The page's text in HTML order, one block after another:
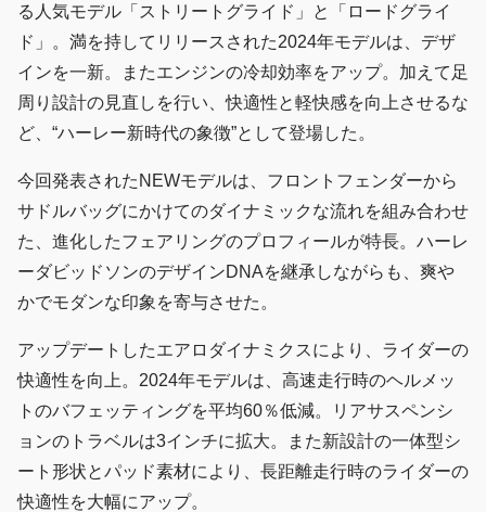
る人気モデル「ストリートグライド」と「ロードグライ
ド」。満を持してリリースされた2024年モデルは、デザ
インを一新。またエンジンの冷却効率をアップ。加えて足
周り設計の見直しを行い、快適性と軽快感を向上させるな
ど、“ハーレー新時代の象徴”として登場した。
今回発表されたNEWモデルは、フロントフェンダーから
サドルバッグにかけてのダイナミックな流れを組み合わせ
た、進化したフェアリングのプロフィールが特長。ハーレ
ーダビッドソンのデザインDNAを継承しながらも、爽や
かでモダンな印象を寄与させた。
アップデートしたエアロダイナミクスにより、ライダーの
快適性を向上。2024年モデルは、高速走行時のヘルメッ
トのバフェッティングを平均60％低減。リアサスペンシ
ョンのトラベルは3インチに拡大。また新設計の一体型シ
ート形状とパッド素材により、長距離走行時のライダーの
快適性を大幅にアップ。